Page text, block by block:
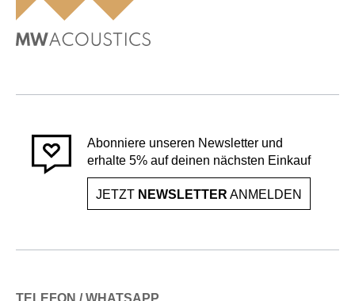
Abonniere unseren Newsletter und
erhalte 5% auf deinen nächsten Einkauf
JETZT NEWSLETTER ANMELDEN
TELEFON / WHATSAPP